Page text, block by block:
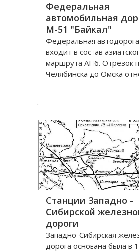
Федеральная
автомобильная
М-51 "Байкал"
Федеральная
входит в состав
маршрута AH6. Отрезок
Челябинска до Омска
территориям России,
М55. Автомобильная
«Байкал» начинается от г
Станции Западно -
Сибирской
дороги
Западно-Сибирская
дорога основана была в